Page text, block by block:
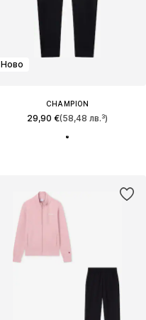
Ново
CHAMPION
29,90 €(58,48 лв.³)